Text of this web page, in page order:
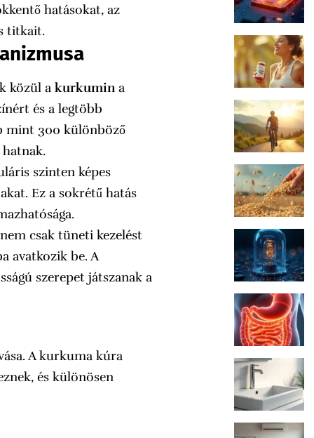
hatásokat, az
titkait.
közül akurkumin a
és a legtöbb
mint 300 különböző
szinten képes
Ez a sokrétű hatás
csak tüneti kezelést
avatkozik be. A
szerepet játszanak a
A kurkuma kúra
és különösen